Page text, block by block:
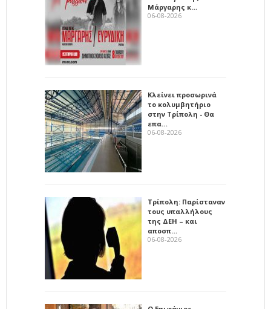
Μάργαρης κ…
06-08-2026
Κλείνει προσωρινά
το κολυμβητήριο
στην Τρίπολη - Θα
επα…
06-08-2026
Τρίπολη: Παρίσταναν
τους υπαλλήλους
της ΔΕΗ – και
αποσπ…
06-08-2026